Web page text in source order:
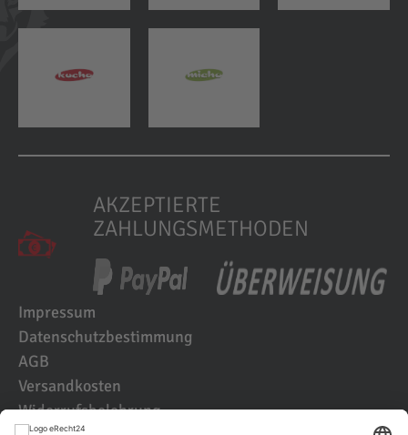
AKZEPTIERTE
ZAHLUNGSMETHODEN
Impressum
Datenschutzbestimmung
AGB
Versandkosten
Widerrufsbelehrung